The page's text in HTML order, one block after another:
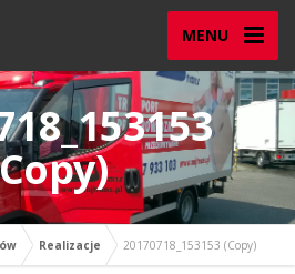
MENU
Realizacje 20170718_153153 (Copy)